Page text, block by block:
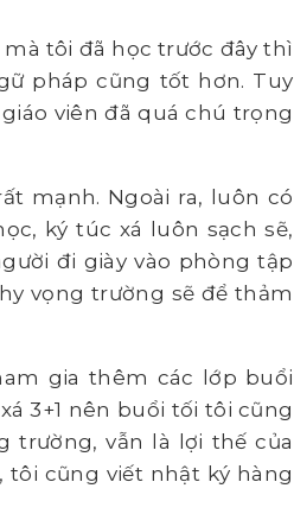
mà tôi đã học trước đây thì
pháp cũng tốt hơn. Tuy
viên đã quá chú trọng
mạnh. Ngoài ra, luôn có
ký túc xá luôn sạch sẽ,
đi giày vào phòng tập
vọng trường sẽ để thảm
gia thêm các lớp buổi
3+1 nên buổi tối tôi cũng
trường, vẫn là lợi thế của
tôi cũng viết nhật ký hàng